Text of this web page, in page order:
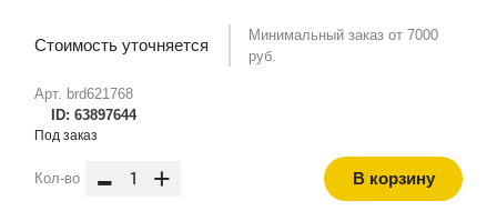
Арт. brd621768
ID: 63897644
Стоимость уточняется
Минимальный заказ от 7000
руб.
Под заказ
Кол-во - + В корзину